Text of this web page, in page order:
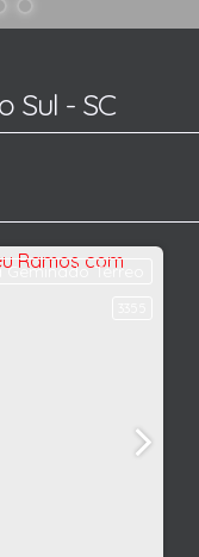
Sul - SC
Geminado Térreo